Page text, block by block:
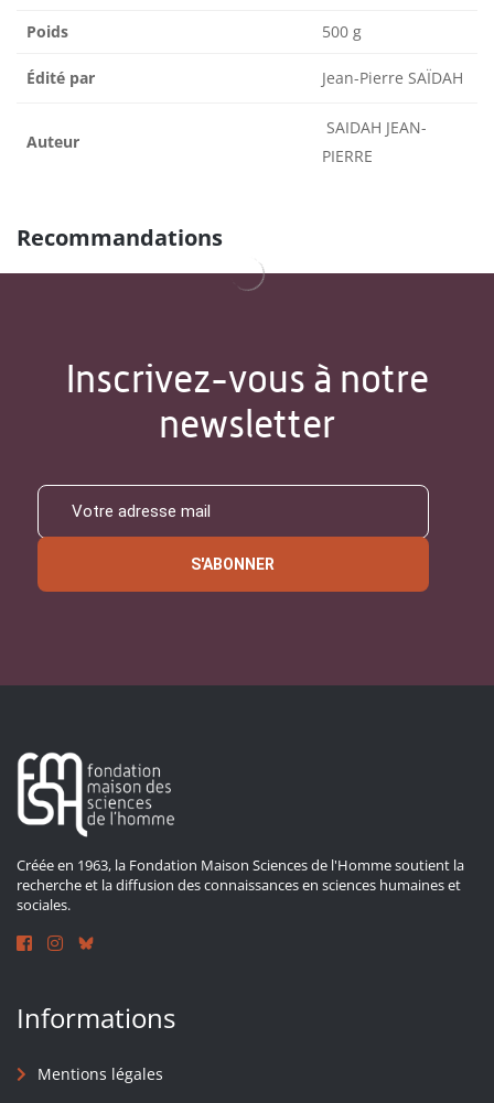
Poids 500 g
Édité par Jean-Pierre SAÏDAH
Auteur
SAIDAH JEAN-
PIERRE
Recommandations
Inscrivez-vous à notre
newsletter
S'ABONNER
Créée en 1963, la Fondation Maison Sciences de l'Homme soutient la
recherche et la diffusion des connaissances en sciences humaines et
sociales.
Informations
Mentions légales